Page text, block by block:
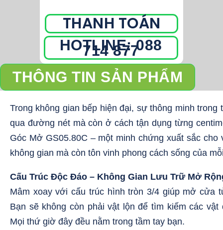
lượng
THANH TOÁN
HOTLINE: 088
714 877
THÔNG TIN SẢN PHẨM
Trong không gian bếp hiện đại, sự thông minh trong
qua đường nét mà còn ở cách tận dụng từng
Góc Mở GS05.80C – một minh chứng xuất sắc cho
không gian mà còn tôn vinh phong cách sống của
Cấu Trúc Độc Đáo – Không Gian Lưu Trữ Mở
Mâm xoay với cấu trúc hình tròn 3/4 giúp mở cửa
Bạn sẽ không còn phải vật lộn để tìm kiếm các
Mọi thứ giờ đây đều nằm trong tầm tay bạn.